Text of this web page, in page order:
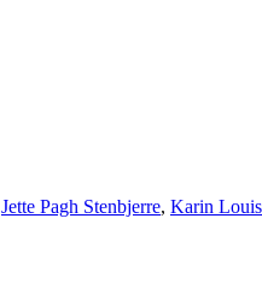
Jette Pagh Stenbjerre, Karin